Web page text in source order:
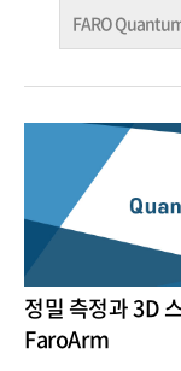
FARO
정밀 측정과 3D
FaroArm